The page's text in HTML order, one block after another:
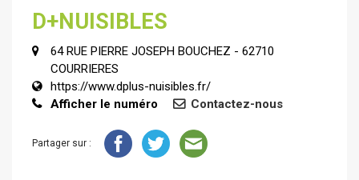
D+NUISIBLES
64 RUE PIERRE JOSEPH BOUCHEZ - 62710
COURRIERES
https://www.dplus-nuisibles.fr/
Afficher le numéro
Contactez-nous
Partager sur :